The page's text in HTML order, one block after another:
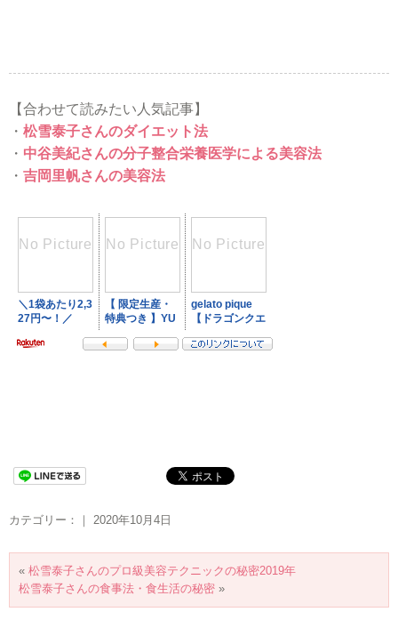
【合わせて読みたい人気記事】
・ 松雪泰子さんのダイエット法
・ 中谷美紀さんの分子整合栄養医学による美容法
・ 吉岡里帆さんの美容法
カテゴリー：｜ 2020年10月4日
« 松雪泰子さんのプロ級美容テクニックの秘密2019年
松雪泰子さんの食事法・食生活の秘密 »